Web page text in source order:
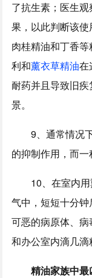
了抗生素；医生
果，以此判断该
肉桂精油和丁香
利和薰衣草精油在
耐药并且导致旧
景。
9、通常情况
的抑制作用，而一
10、在室内
气中，短短十分
可恶的病原体、
和办公室内滴几滴
精油家族中